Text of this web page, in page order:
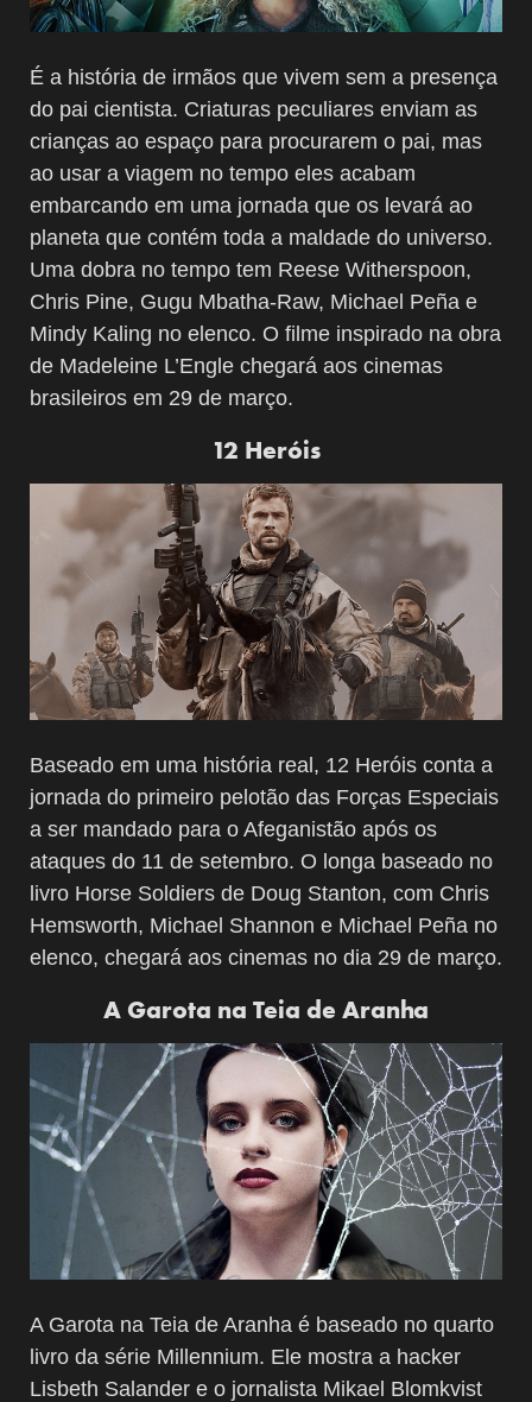
É a história de irmãos que vivem sem a presença
do pai cientista. Criaturas peculiares enviam as
crianças ao espaço para procurarem o pai, mas
ao usar a viagem no tempo eles acabam
embarcando em uma jornada que os levará ao
planeta que contém toda a maldade do universo.
Uma dobra no tempo tem Reese Witherspoon,
Chris Pine, Gugu Mbatha-Raw, Michael Peña e
Mindy Kaling no elenco. O filme inspirado na obra
de Madeleine L’Engle chegará aos cinemas
brasileiros em 29 de março.
12 Heróis
Baseado em uma história real, 12 Heróis conta a
jornada do primeiro pelotão das Forças Especiais
a ser mandado para o Afeganistão após os
ataques do 11 de setembro. O longa baseado no
livro Horse Soldiers de Doug Stanton, com Chris
Hemsworth, Michael Shannon e Michael Peña no
elenco, chegará aos cinemas no dia 29 de março.
A Garota na Teia de Aranha
A Garota na Teia de Aranha é baseado no quarto
livro da série Millennium. Ele mostra a hacker
Lisbeth Salander e o jornalista Mikael Blomkvist